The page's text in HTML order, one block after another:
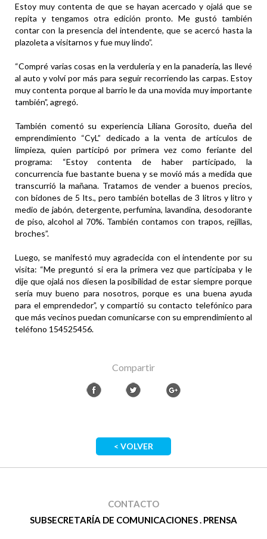
Estoy muy contenta de que se hayan acercado y ojalá que se
repita y tengamos otra edición pronto. Me gustó también
contar con la presencia del intendente, que se acercó hasta la
plazoleta a visitarnos y fue muy lindo”.
“Compré varias cosas en la verdulería y en la panadería, las llevé
al auto y volví por más para seguir recorriendo las carpas. Estoy
muy contenta porque al barrio le da una movida muy importante
también”, agregó.
También comentó su experiencia Liliana Gorosito, dueña del
emprendimiento “CyL” dedicado a la venta de artículos de
limpieza, quien participó por primera vez como feriante del
programa: “Estoy contenta de haber participado, la
concurrencia fue bastante buena y se movió más a medida que
transcurrió la mañana. Tratamos de vender a buenos precios,
con bidones de 5 lts., pero también botellas de 3 litros y litro y
medio de jabón, detergente, perfumina, lavandina, desodorante
de piso, alcohol al 70%. También contamos con trapos, rejillas,
broches”.
Luego, se manifestó muy agradecida con el intendente por su
visita: “Me preguntó si era la primera vez que participaba y le
dije que ojalá nos diesen la posibilidad de estar siempre porque
sería muy bueno para nosotros, porque es una buena ayuda
para el emprendedor”, y compartió su contacto telefónico para
que más vecinos puedan comunicarse con su emprendimiento al
teléfono 154525456.
Compartir
< VOLVER
CONTACTO
SUBSECRETARÍA DE COMUNICACIONES . PRENSA